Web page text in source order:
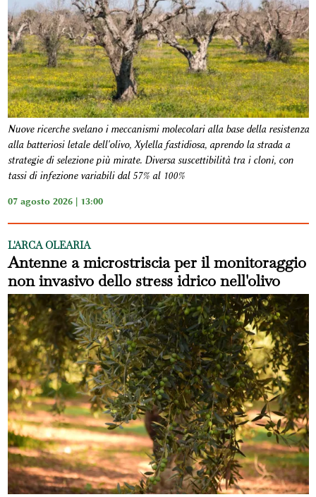
Nuove ricerche svelano i meccanismi molecolari alla base della resistenza
alla batteriosi letale dell'olivo, Xylella fastidiosa, aprendo la strada a
strategie di selezione più mirate. Diversa suscettibilità tra i cloni, con
tassi di infezione variabili dal 57% al 100%
07 agosto 2026 | 13:00
L'ARCA OLEARIA
Antenne a microstriscia per il monitoraggio
non invasivo dello stress idrico nell'olivo